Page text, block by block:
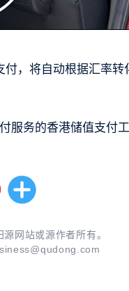
，将自动根据汇率转
服务的香港储值支付
网站或源作者所有。